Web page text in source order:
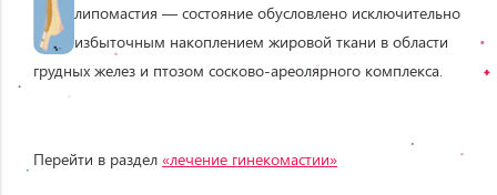
липомастия — состояние обусловлено исключительно
избыточным накоплением жировой ткани в области
грудных желез и птозом сосково-ареолярного комплекса.
Перейти в раздел «лечение гинекомастии»